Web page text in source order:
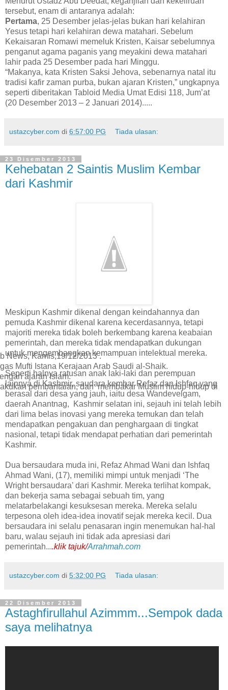
tersebut, enam di antaranya adalah:
Pertama, 25 Desember jelas-jelas bukan hari kelahiran
Yesus tetapi hari kelahiran dewa matahari. Sebelum
Kekaisaran Romawi memeluk Kristen, Kaisar sebelumnya
penganut agama paganis yang meyakini dewa matahari
lahir pada 25 Desember pada hari Minggu.
“Makanya, kata Kristen Saksi Jehova, sebenarnya natal itu
tradisi kafir zaman purba, bukan ajaran Kristen,” ungkapnya
seperti diberitakan Tabloid Media Umat Edisi 118, Jum’at
(20 Desember 2013 – 2 Januari 2014).....
ustazcyber.com di 6:57:00 PG Tiada ulasan:
23 Disember 2013
Kehebatan 2 Saintis Muslim Kembar
dari Kashmir
Meskipun Kashmir dikenal dengan keindahannya dan
pemuda Kashmir dikenal karena kecerdasannya, tetapi
majoriti mereka tidak boleh berkembang karena keabaian
pemerintah, dan mereka tidak mendapatkan dukungan
untuk mengembangkan kemampuan intelektual mereka.
Seperti halnya ratusan anak laki-laki dan perempuan
lainnya di Kashmir, saudara kembar Refaz dan Ishfaq yang
berasal dari desa yang jauh, iaitu desa Wandevelgam,
daerah Anantnag, Kashmir selatan ini, sejauh ini telah lebih
dari lima belas inovasi yang mereka temukan dan telah
mendapatkan pengakuan dan penghargaan di tingkat
nasional, tetapi tidak mendapat perhatian dari pemerintah
Kashmir.
Dua bersaudara muda ini, Refaz Ahmad Wani dan Ishfaq
Ahmad Wani, (17), memiliki mimpi untuk menjadi ‘The
Wright bersaudara’ dari Kashmir. Mereka terlihat kompak,
dan bekerja sama sebagai sebuah tim, yang
melatarbelakangi kesuksesan mereka. Mereka selalu
terpesona oleh idea-idea inovatif sejak mereka kecil. Dua
bersaudara ini selalu penasaran ingin menemukan hal-hal
baru, walau sejauh ini tidak ada apresiasi dari
pemerintah....klik tajuk/Arrahmah.com
ustazcyber.com di 5:32:00 PG Tiada ulasan:
22 Disember 2013
Astaghfirullahul Azimmm...Sempok dada
saya melihatnya
News, Kamis,19/12/2013 .
Mufti Istana Kerajaan Arab Saudi al-Shaik.
ajaran Islam.
pembantaian, dan membakar Muslim hidup-hidup di